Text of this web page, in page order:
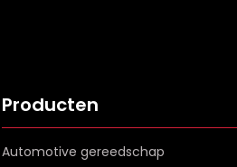
Producten
Automotive gereedschap